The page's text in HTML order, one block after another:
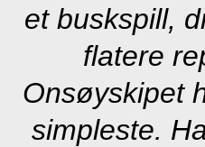
et buskspill,
flatere
Onsøyskipet
simpleste.